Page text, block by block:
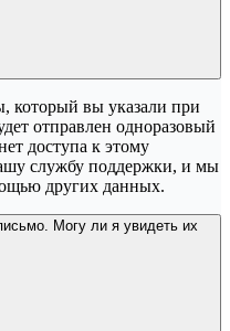
который вы указали при
отправлен одноразовый
доступа к этому
службу поддержки, и мы
других данных.
Могу ли я увидеть их